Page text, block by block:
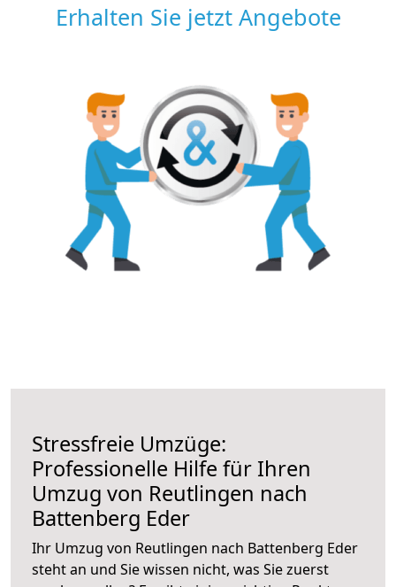
Erhalten Sie jetzt Angebote
Stressfreie Umzüge:
Professionelle Hilfe für Ihren
Umzug von Reutlingen nach
Battenberg Eder
Ihr Umzug von Reutlingen nach Battenberg Eder
steht an und Sie wissen nicht, was Sie zuerst